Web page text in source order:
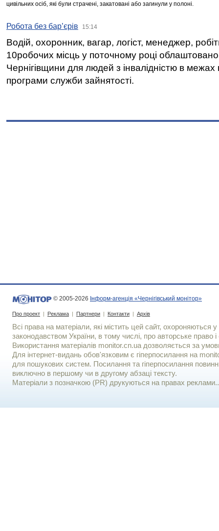
цивільних осіб, які були страчені, закатовані або загинули у полоні.
Робота без бар’єрів 15:14
Водій, охоронник, вагар, логіст, менеджер,
10робочих місць у поточному році
Чернігівщини для людей з інвалідністю в межах
програми служби зайнятості.
© 2005-2026 Інформ-агенція «Чернігівський монітор»
Про проект | Реклама | Партнери | Контакти | Архів
Всі права на матеріали, які містить цей сайт, охороняються у
законодавством України, в тому числі, про авторське право і
Використання матерiалiв monitor.cn.ua дозволяється за
Для iнтернет-видань обов'язковим є гiперпосилання на
для пошукових систем. Посилання та гіперпосилання
виключно в першому чи в другому абзаці тексту.
Матеріали з позначкою (PR) друкуються на правах реклами..